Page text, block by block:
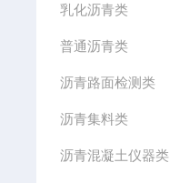
乳化沥青类
普通沥青类
沥青路面检测类
沥青集料类
沥青混凝土仪器类